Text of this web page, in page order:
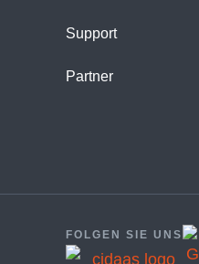
Support
Partner
FOLGEN SIE UNS